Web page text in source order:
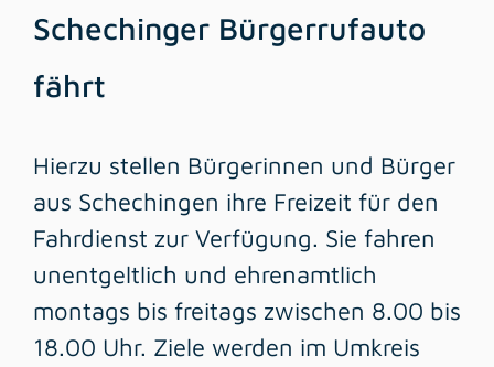
Schechinger Bürgerrufauto
fährt
Hierzu stellen Bürgerinnen und Bürger
aus Schechingen ihre Freizeit für den
Fahrdienst zur Verfügung. Sie fahren
unentgeltlich und ehrenamtlich
montags bis freitags zwischen 8.00 bis
18.00 Uhr. Ziele werden im Umkreis